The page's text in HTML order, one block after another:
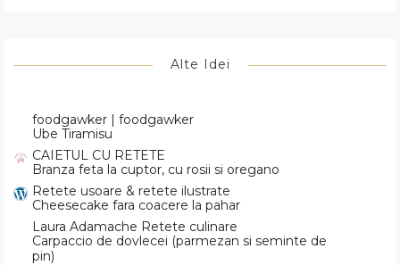
Alte Idei
foodgawker | foodgawker
Ube Tiramisu
CAIETUL CU RETETE
Branza feta la cuptor, cu rosii si oregano
Retete usoare & retete ilustrate
Cheesecake fara coacere la pahar
Laura Adamache Retete culinare
Carpaccio de dovlecei (parmezan si seminte de
pin)